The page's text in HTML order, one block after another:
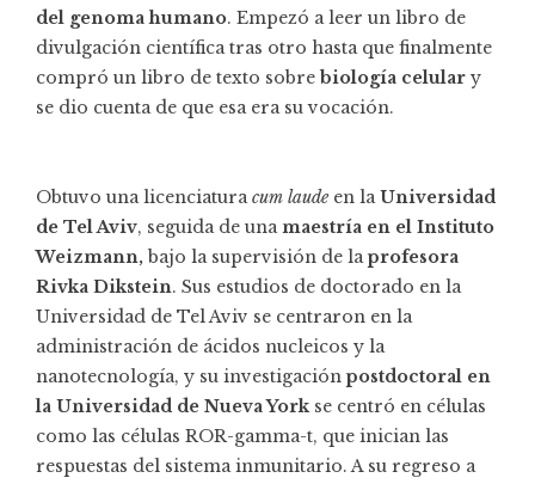
del genoma humano. Empezó a leer un libro de
divulgación científica tras otro hasta que finalmente
compró un libro de texto sobre biología celular y
se dio cuenta de que esa era su vocación.
Obtuvo una licenciaturacum laudeen laUniversidad
de Tel Aviv, seguida de unamaestría en el Instituto
Weizmann,bajo la supervisión de laprofesora
Rivka Dikstein. Sus estudios de doctorado en la
Universidad de Tel Aviv se centraron en la
administración de ácidos nucleicos y la
nanotecnología, y su investigación postdoctoral en
la Universidad de Nueva Yorkse centró en células
como las células ROR-gamma-t, que inician las
respuestas del sistema inmunitario. A su regreso a